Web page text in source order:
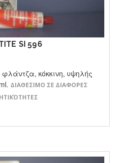
ΤΟ ΠΡΟΙΟΝ
SI 596
φλάντζα, κόκκινη, υψηλής
ΔΙΑΘΕΣΙΜΟ ΣΕ ΔΙΑΦΟΡΕΣ